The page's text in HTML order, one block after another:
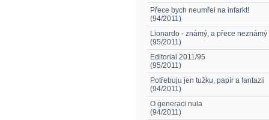
Přece bych neumřel na infarkt!
(94/2011)
Lionardo - známý, a přece
(95/2011)
Editorial 2011/95
(95/2011)
Potřebuju jen tužku, papír a fantazii
(94/2011)
O generaci nula
(94/2011)